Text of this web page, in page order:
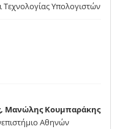
Υπολογιστών
Μανώλης Κουμπαράκης
Αθηνών